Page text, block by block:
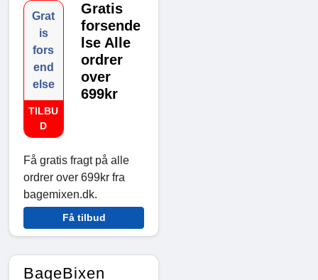
Grat
is
fors
end
else
TILBU
D
Gratis
forsende
lse Alle
ordrer
over
699kr
Få gratis fragt på alle
ordrer over 699kr fra
bagemixen.dk.
Få tilbud
BageBixen